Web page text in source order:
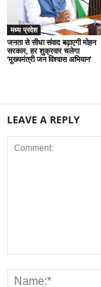
मध्य प्रदेश
जनता से सीधा संवाद बढ़ाएगी मोहन
सरकार, हर शुक्रवार चलेगा
‘मुख्यमंत्री जन विश्वास अभियान’
LEAVE A REPLY